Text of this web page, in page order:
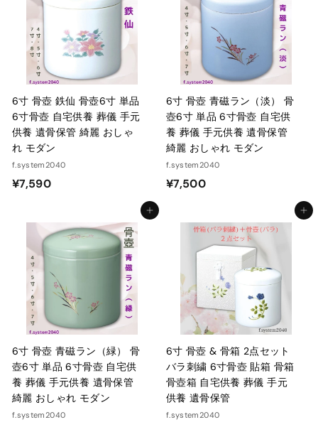
7
6
6寸 骨壺 鉄仙 骨壺6寸 単品
6寸骨壺 自宅供養 葬儀 手元
供養 遺骨保管 綺麗 おしゃ
れ モダン
f.system2040
¥7,590¥
5
9
0
6寸 骨壺 青磁ラン（淡） 骨
壺6寸 単品 6寸骨壺 自宅供
養 葬儀 手元供養 遺骨保管
綺麗 おしゃれ モダン
f.system2040
¥7,500¥
,
5
カートに入れる
6寸 骨壺 青磁ラン（緑） 骨
壺6寸 単品 6寸骨壺 自宅供
養 葬儀 手元供養 遺骨保管
綺麗 おしゃれ モダン
f.system2040
カートに入れる
6寸 骨壺 & 骨箱 2点セット
バラ刺繍 6寸骨壺 貼箱 骨箱
骨壺箱 自宅供養 葬儀 手元
供養 遺骨保管
f.system2040